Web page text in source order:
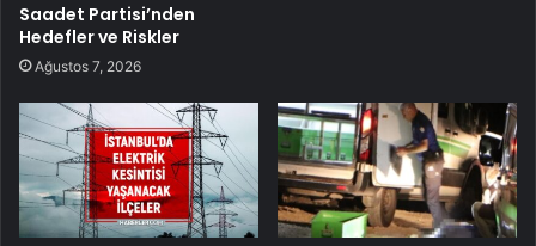
Saadet Partisi’nden
Hedefler ve Riskler
Ağustos 7, 2026